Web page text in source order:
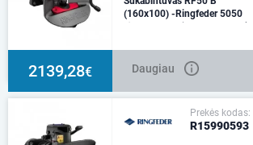
(160x100) -Ringfeder 5050
Ø 50 mmSvoris 45.65 kg, D (kN)
mmAtidarymas B - rankena iš
apačios
2139,28€ Daugiau
Prekės kodas:
R15990593